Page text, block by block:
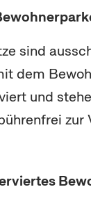
sind
dem
und
zur